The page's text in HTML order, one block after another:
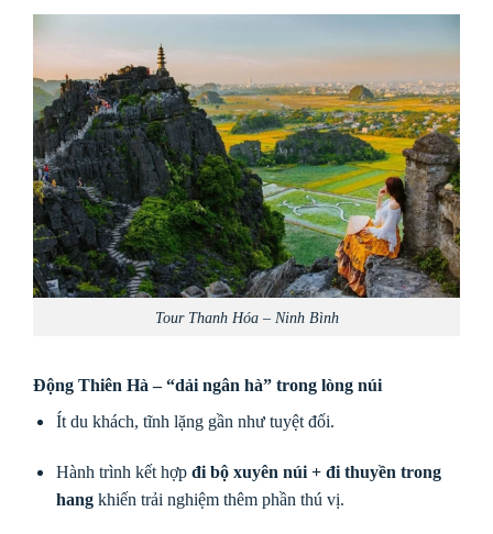
Tour Thanh Hóa – Ninh Bình
Động Thiên Hà – “dải ngân hà” trong lòng núi
Ít du khách, tĩnh lặng gần như tuyệt đối.
Hành trình kết hợp đi bộ xuyên núi + đi thuyền trong
hangkhiến trải nghiệm thêm phần thú vị.